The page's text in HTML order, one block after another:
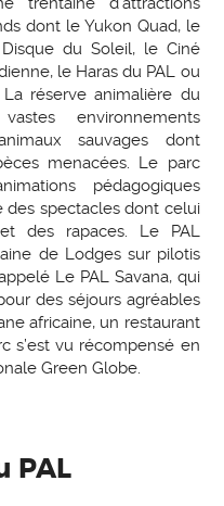
dont le Yukon Quad, le
du Soleil, le Ciné
le Haras du PAL ou
réserve animalière du
environnements
sauvages dont
menacées. Le parc
pédagogiques
des spectacles dont celui
des rapaces. Le PAL
de Lodges sur pilotis
Le PAL Savana, qui
des séjours agréables
africaine, un restaurant
s’est vu récompensé en
Green Globe.
PAL